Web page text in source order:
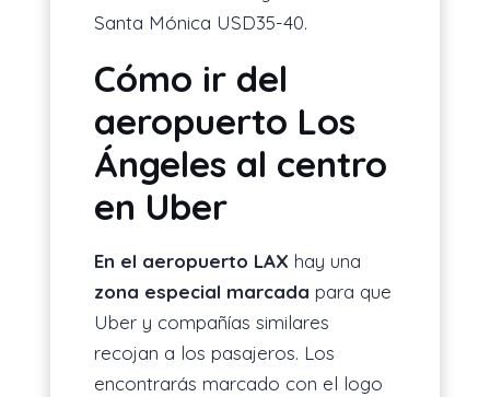
Santa Mónica USD35-40.
Cómo ir del
aeropuerto Los
Ángeles al centro
en Uber
En el aeropuerto LAX hay una
zona especial marcada para que
Uber y compañías similares
recojan a los pasajeros. Los
encontrarás marcado con el logo